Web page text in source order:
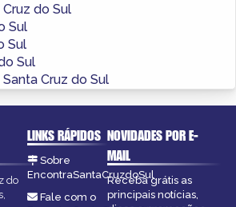
do Sul
Sul
Sul
Sul
Cruz do Sul
do
LINKS RÁPIDOS
Sobre
EncontraSantaCruzdoSul
Fale com o
NOVIDADES POR E-
MAIL
Receba grátis as
principais notícias,